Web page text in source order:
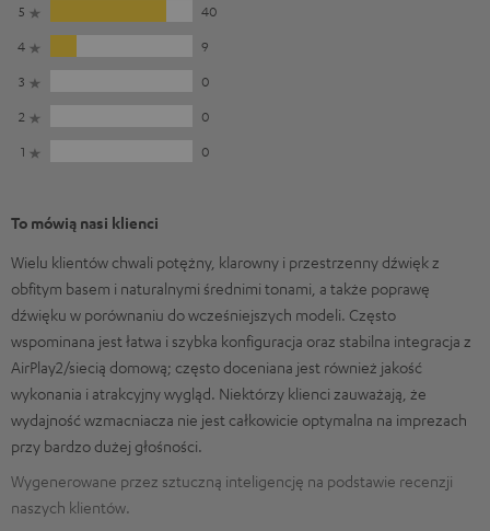
5
40
4
9
3
0
2
0
1
0
To mówią nasi klienci
Wielu klientów chwali potężny, klarowny i przestrzenny dźwięk z
obfitym basem i naturalnymi średnimi tonami, a także poprawę
dźwięku w porównaniu do wcześniejszych modeli. Często
wspominana jest łatwa i szybka konfiguracja oraz stabilna integracja z
AirPlay2/siecią domową; często doceniana jest również jakość
wykonania i atrakcyjny wygląd. Niektórzy klienci zauważają, że
wydajność wzmacniacza nie jest całkowicie optymalna na imprezach
przy bardzo dużej głośności.
Wygenerowane przez sztuczną inteligencję na podstawie recenzji
naszych klientów.